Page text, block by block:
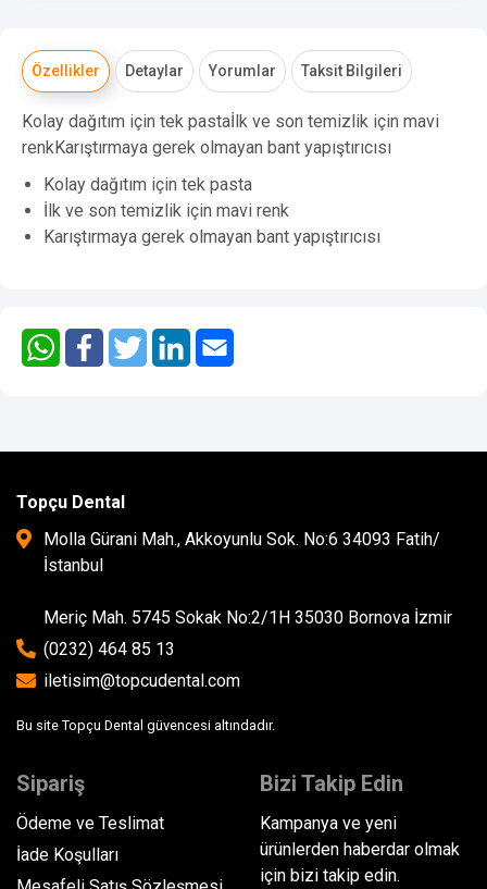
Özellikler Detaylar Yorumlar Taksit Bilgileri
Kolay dağıtım için tek pastaİlk ve son temizlik için mavi
renkKarıştırmaya gerek olmayan bant yapıştırıcısı
Kolay dağıtım için tek pasta
İlk ve son temizlik için mavi renk
Karıştırmaya gerek olmayan bant yapıştırıcısı
Topçu Dental
Molla Gürani Mah., Akkoyunlu Sok. No:6 34093 Fatih/
İstanbul
Meriç Mah. 5745 Sokak No:2/1H 35030 Bornova İzmir
(0232) 464 85 13
iletisim@topcudental.com
Bu site Topçu Dental güvencesi altındadır.
Sipariş
Ödeme ve Teslimat
İade Koşulları
Bizi Takip Edin
Kampanya ve yeni
ürünlerden haberdar olmak
için bizi takip edin.